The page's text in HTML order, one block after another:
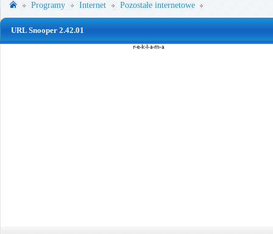
Programy Internet Pozostałe internetowe
URL Snooper 2.42.01